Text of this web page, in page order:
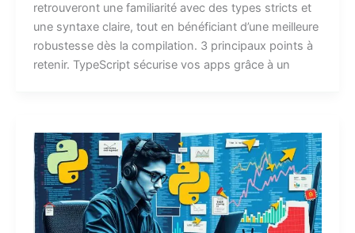
retrouveront une familiarité avec des types stricts et
une syntaxe claire, tout en bénéficiant d’une meilleure
robustesse dès la compilation. 3 principaux points à
retenir. TypeScript sécurise vos apps grâce à un